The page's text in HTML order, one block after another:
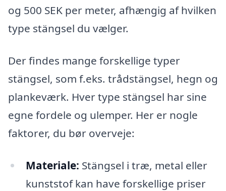
og 500 SEK per meter, afhængig af hvilken
type stängsel du vælger.
Der findes mange forskellige typer
stängsel, som f.eks. trådstängsel, hegn og
plankeværk. Hver type stängsel har sine
egne fordele og ulemper. Her er nogle
faktorer, du bør overveje:
Materiale: Stängsel i træ, metal eller
kunststof kan have forskellige priser